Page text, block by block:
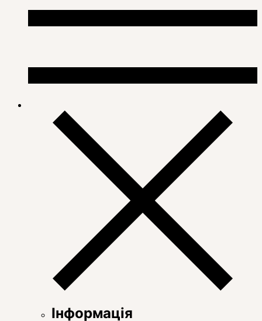
Інформація